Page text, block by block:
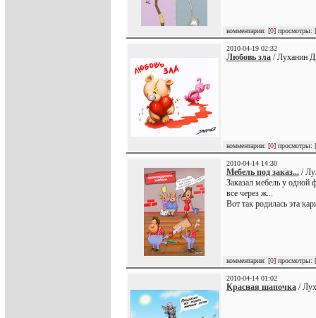
комментарии: [0] просмотры: [
2010-04-19 02:32
Любовь зла / Луханин
комментарии: [0] просмотры: [
2010-04-14 14:30
Мебель под заказ... /
Заказал мебель у
все через ж...
Вот так родилась эта
комментарии: [0] просмотры: [
2010-04-14 01:02
Красная шапочка /